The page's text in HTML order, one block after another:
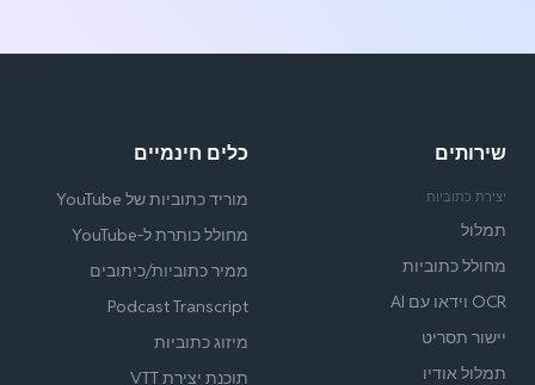
שירותים
יצירת כתוביות
תמלול
מחולל כתוביות
OCR וידאו עם AI
יישור תסריט
תמלול אודיו
כלים חינמיים
מוריד כתוביות של YouTube
מחולל כותרת ל‑YouTube
ממיר כתוביות/כיתובים
Podcast Transcript
מיזוג כתוביות
תוכנת יצירת VTT